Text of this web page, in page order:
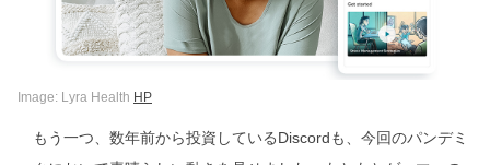
Image: Lyra Health HP
もう一つ、数年前から投資しているDiscordも、今回のパンデミ